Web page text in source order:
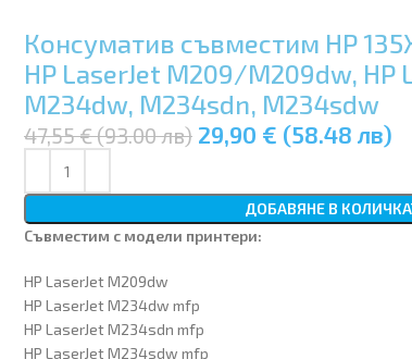
Консуматив съвместим HP
HP LaserJet M209/M209dw, HP
M234dw, M234sdn, M234sdw
47,55 € (93.00 лв) 29,90 € (58.48 лв)
ДОБАВЯНЕ В
Съвместим с модели принтери:
HP LaserJet M209dw
HP LaserJet M234dw mfp
HP LaserJet M234sdn mfp
HP LaserJet M234sdw mfp